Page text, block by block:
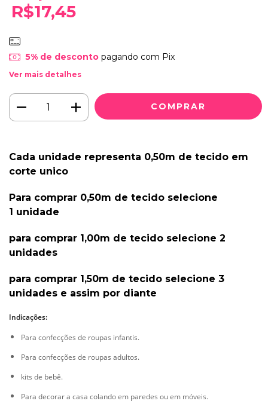
R$17,45
5% de descontopagando com Pix
Ver mais detalhes
Cada unidade representa 0,50m de tecido em
corte unico
Para comprar 0,50m de tecido selecione
1 unidade
para comprar 1,00m de tecido selecione 2
unidades
para comprar 1,50m de tecido selecione 3
unidades e assim por diante
Indicações:
Para confecções de roupas infantis.
Para confecções de roupas adultos.
kits de bebê.
Para decorar a casa colando em paredes ou em móveis.